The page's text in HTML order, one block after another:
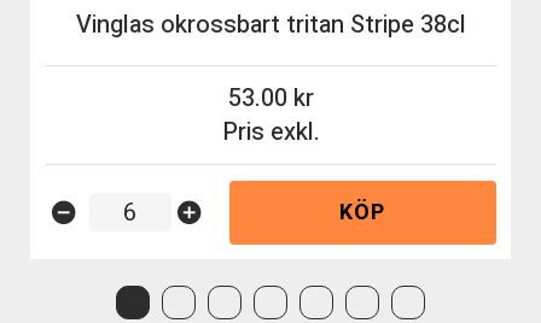
Vinglas okrossbart tritan Stripe 38cl
Pris exkl.
53.00
remove_circle add_circle KÖP